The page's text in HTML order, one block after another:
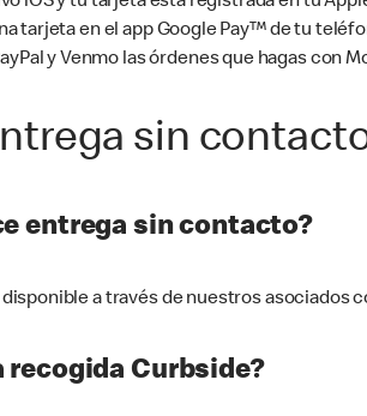
tarjeta en el app Google Pay™ de tu
y Venmo las órdenes que hagas con
sin
entrega sin contacto?
a través de nuestros asociados
recogida Curbside?